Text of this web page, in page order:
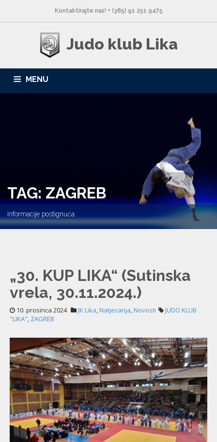
Kontaktirajte nas! + (385) 91 251 9475
Judo klub Lika
MENU
TAG: ZAGREB
informacije postignuća.
„30. KUP LIKA“ (Sutinska
vrela, 30.11.2024.)
10. prosinca 2024 JK Lika,Natjecanja,Novosti
JUDO KLUB
"LIKA", ZAGREB